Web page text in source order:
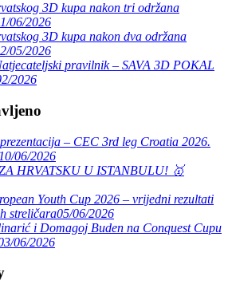
3D kupa nakon tri održana
06/2026
3D kupa nakon dva održana
05/2026
pravilnik – SAVA 3D POKAL
2026
– CEC 3rd leg Croatia 2026.
06/2026
HRVATSKU U ISTANBULU! 🥇
Youth Cup 2026 – vrijedni rezultati
streličara05/06/2026
i Domagoj Buden na Conquest Cupu
06/2026